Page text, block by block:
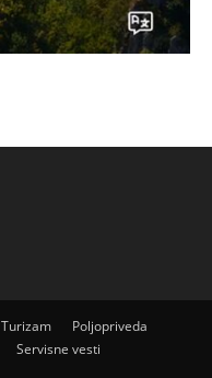
Turizam
Poljopriveda
Servisne vesti